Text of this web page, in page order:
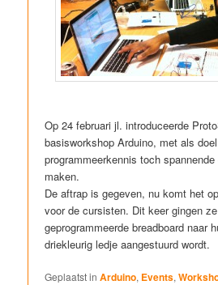
Op 24 februari jl. introduceerde
basisworkshop Arduino, met als
programmeerkennis toch
maken.
De aftrap is gegeven, nu komt het
voor de cursisten. Dit keer gingen
geprogrammeerde breadboard naar
driekleurig ledje aangestuurd wordt.
Geplaatst in Arduino, Events,